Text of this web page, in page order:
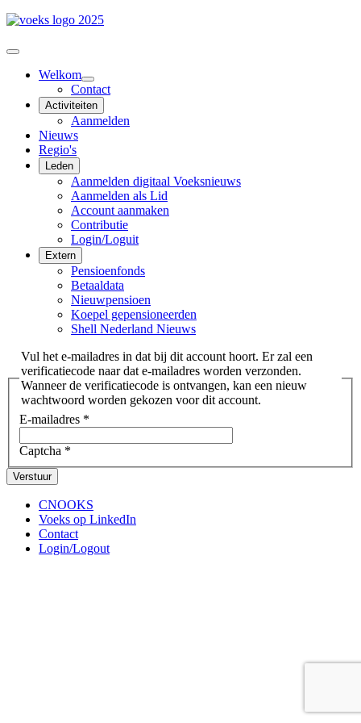
Welkom
Contact
Activiteiten
Aanmelden
Nieuws
Regio's
Leden
Aanmelden digitaal Voeksnieuws
Aanmelden als Lid
Account aanmaken
Contributie
Login/Loguit
Extern
Pensioenfonds
Betaaldata
Nieuwpensioen
Koepel gepensioneerden
Shell Nederland Nieuws
Vul het e-mailadres in dat bij dit account hoort. Er zal een
verificatiecode naar dat e-mailadres worden verzonden.
Wanneer de verificatiecode is ontvangen, kan een nieuw
wachtwoord worden gekozen voor dit account.
E-mailadres *
Captcha *
Verstuur
CNOOKS
Voeks op LinkedIn
Contact
Login/Logout